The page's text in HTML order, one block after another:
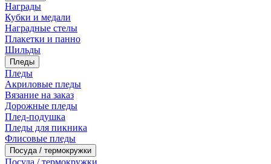
Награды
Кубки и медали
Наградные стелы
Плакетки и панно
Шильды
Пледы
Пледы
Акриловые пледы
Вязание на заказ
Дорожные пледы
Плед-подушка
Пледы для пикника
Флисовые пледы
Посуда / термокружки
Посуда / термокружки